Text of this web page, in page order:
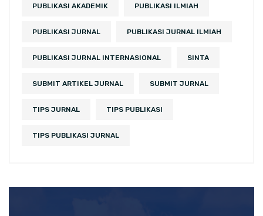
PUBLIKASI AKADEMIK PUBLIKASI ILMIAH
PUBLIKASI JURNAL PUBLIKASI JURNAL ILMIAH
PUBLIKASI JURNAL INTERNASIONAL SINTA
SUBMIT ARTIKEL JURNAL SUBMIT JURNAL
TIPS JURNAL TIPS PUBLIKASI
TIPS PUBLIKASI JURNAL